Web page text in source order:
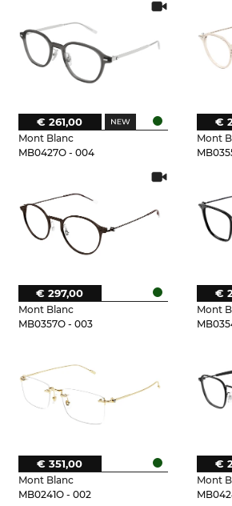
Mont Blanc
MB0427O - 004
€ 261,00
Mont
€
Mont Blanc
MB0357O - 003
€ 297,00
Mont
€
Mont Blanc
MB0241O - 002
€ 351,00
Mont
€